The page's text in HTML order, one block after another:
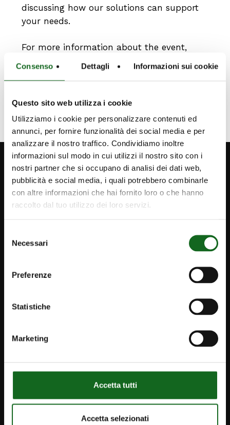
Consenso Dettagli Informazioni sui cookie
Questo sito web utilizza i cookie
Utilizziamo i cookie per personalizzare contenuti ed
annunci, per fornire funzionalità dei social media e per
analizzare il nostro traffico. Condividiamo inoltre
informazioni sul modo in cui utilizzi il nostro sito con i
nostri partner che si occupano di analisi dei dati web,
pubblicità e social media, i quali potrebbero combinarle
con altre informazioni che hai fornito loro o che hanno
raccolto dal tuo utilizzo dei loro servizi.
delNecessari
Preferenze
Statistiche
Marketing
Accetta tutti
Accetta selezionati
discussing how our solutions can support
your needs.
For more information about the event,
iPump